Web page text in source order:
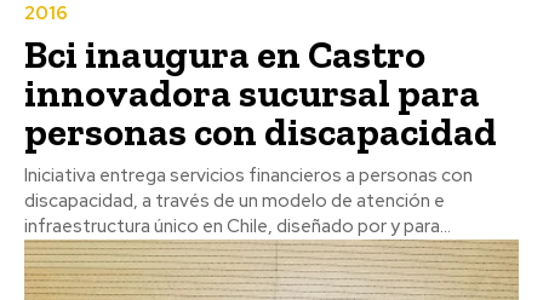
2016
Bci inaugura en Castro
innovadora sucursal para
personas con discapacidad
Iniciativa entrega servicios financieros a personas con
discapacidad, a través de un modelo de atención e
infraestructura único en Chile, diseñado por y para...